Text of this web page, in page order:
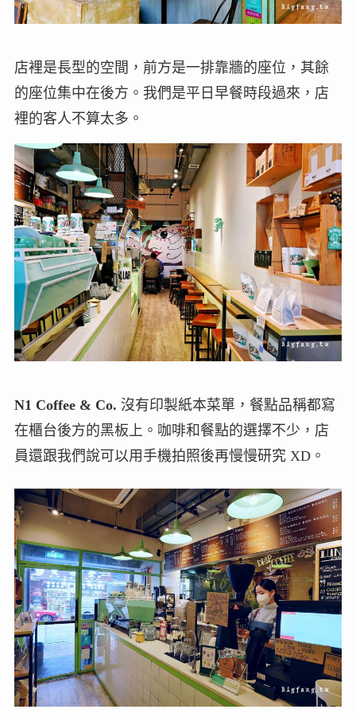
店裡是長型的空間，前方是一排靠牆的座位，其餘
的座位集中在後方。我們是平日早餐時段過來，店
裡的客人不算太多。
N1 Coffee & Co. 沒有印製紙本菜單，餐點品稱都寫
在櫃台後方的黑板上。咖啡和餐點的選擇不少，店
員還跟我們說可以用手機拍照後再慢慢研究 XD。